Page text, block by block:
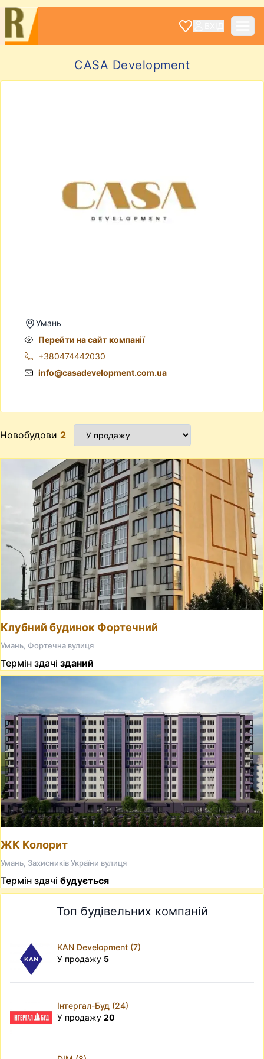
CASA Development
Умань
Перейти на сайт компанії
+380474442030
info@casadevelopment.com.ua
Новобудови 2
Клубний будинок Фортечний
Умань, Фортечна вулиця
Термін здачі зданий
ЖК Колорит
Умань, Захисників України вулиця
Термін здачі будується
Топ будівельних компаній
KAN Development (7)
У продажу 5
Інтергал-Буд (24)
У продажу 20